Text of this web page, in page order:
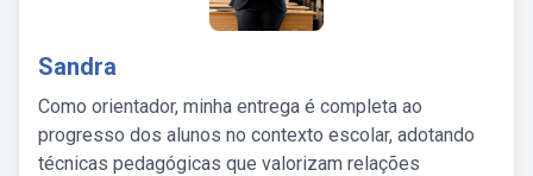
Sandra
Como orientador, minha entrega é completa ao
progresso dos alunos no contexto escolar, adotando
técnicas pedagógicas que valorizam relações